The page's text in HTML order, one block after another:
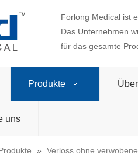
Forlong Medical ist
Das Unternehmen
für das gesamte
Produkte
uns
» Verloss ohne